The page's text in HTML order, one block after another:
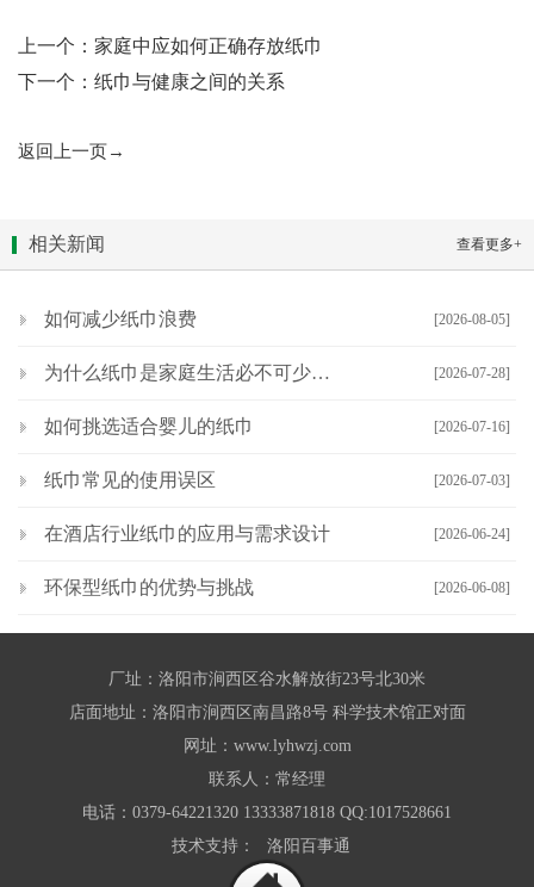
上一个： 家庭中应如何正确存放纸巾
下一个： 纸巾与健康之间的关系
返回上一页→
查看更多+
相关新闻
[2026-08-05]
如何减少纸巾浪费
[2026-07-28]
为什么纸巾是家庭生活必不可少的物品
[2026-07-16]
如何挑选适合婴儿的纸巾
[2026-07-03]
纸巾常见的使用误区
[2026-06-24]
在酒店行业纸巾的应用与需求设计
[2026-06-08]
环保型纸巾的优势与挑战
厂址：洛阳市涧西区谷水解放街23号北30米
店面地址：洛阳市涧西区南昌路8号 科学技术馆正对面
网址： www.lyhwzj.com
联系人：常经理
电话：0379-64221320 13333871818 QQ:1017528661
技术支持：
洛阳百事通